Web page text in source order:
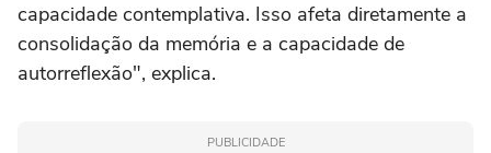
capacidade contemplativa. Isso afeta diretamente a
consolidação da memória e a capacidade de
autorreflexão", explica.
PUBLICIDADE